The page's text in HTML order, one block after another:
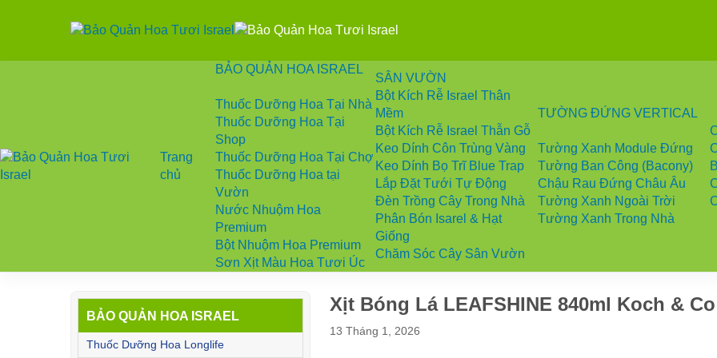
Trang
chủ
BẢO QUẢN HOA ISRAEL
Thuốc Dưỡng Hoa Tại Nhà
Thuốc Dưỡng Hoa Tại
Shop
Thuốc Dưỡng Hoa Tại Chợ
Thuốc Dưỡng Hoa tại
Vườn
Nước Nhuộm Hoa
Premium
Bột Nhuộm Hoa Premium
Sơn Xịt Màu Hoa Tươi Úc
SÂN VƯỜN
Bột Kích Rễ Israel Thân
Mềm
Bột Kích Rễ Israel Thẫn Gỗ
Keo Dính Côn Trùng Vàng
Keo Dính Bọ Trĩ Blue Trap
Lắp Đặt Tưới Tự Động
Đèn Trồng Cây Trong Nhà
Phân Bón Isarel & Hạt
Giống
Chăm Sóc Cây Sân Vườn
TƯỜNG ĐỨNG VERTICAL
Tường Xanh Module Đứng
Tường Ban Công (Bacony)
Chậu Rau Đứng Châu Âu
Tường Xanh Ngoài Trời
Tường Xanh Trong Nhà
BẢO QUẢN HOA ISRAEL
Thuốc Dưỡng Hoa Longlife
Xịt Bóng Lá LEAFSHINE 840ml Koch &
13 Tháng 1, 2026